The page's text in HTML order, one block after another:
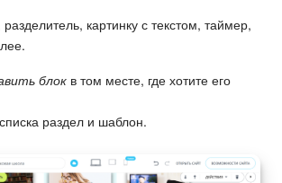
картинку с текстом, таймер,
блок в том месте, где хотите его
раздел и шаблон.